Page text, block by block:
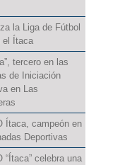
la Liga de Fútbol
el Ítaca
tercero en las
de Iniciación
en Las
Ítaca, campeón en
Deportivas
“Ítaca” celebra una